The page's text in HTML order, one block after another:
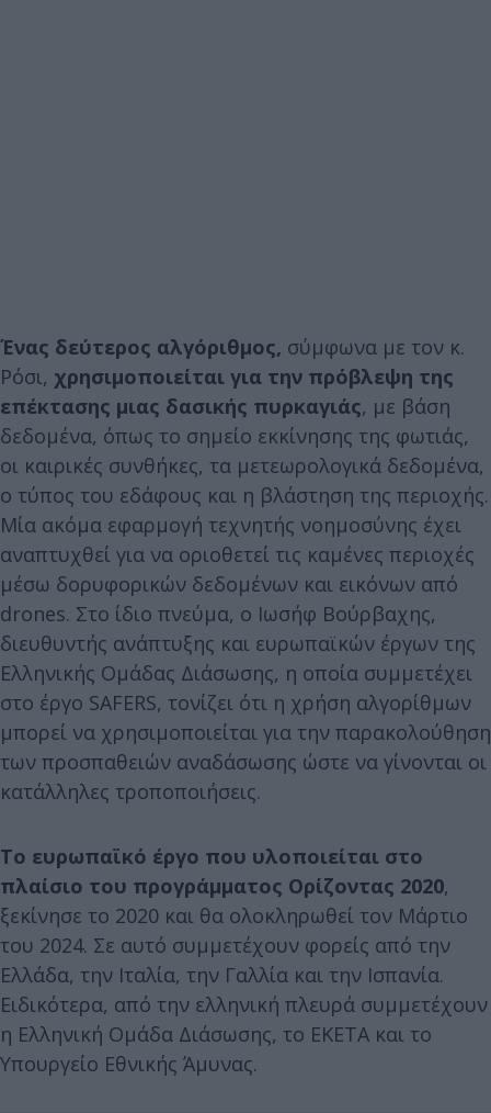
Ένας δεύτερος αλγόριθμος, σύμφωνα με τον κ.
Ρόσι, χρησιμοποιείται για την πρόβλεψη της
επέκτασης μιας δασικής πυρκαγιάς, με βάση
δεδομένα, όπως το σημείο εκκίνησης της φωτιάς,
οι καιρικές συνθήκες, τα μετεωρολογικά δεδομένα,
ο τύπος του εδάφους και η βλάστηση της περιοχής.
Μία ακόμα εφαρμογή τεχνητής νοημοσύνης έχει
αναπτυχθεί για να οριοθετεί τις καμένες περιοχές
μέσω δορυφορικών δεδομένων και εικόνων από
drones. Στο ίδιο πνεύμα, ο Iωσήφ Βούρβαχης,
διευθυντής ανάπτυξης και ευρωπαϊκών έργων της
Ελληνικής Ομάδας Διάσωσης, η οποία συμμετέχει
στο έργο SAFERS, τονίζει ότι η χρήση αλγορίθμων
μπορεί να χρησιμοποιείται για την παρακολούθηση
των προσπαθειών αναδάσωσης ώστε να γίνονται οι
κατάλληλες τροποποιήσεις.
Το ευρωπαϊκό έργο που υλοποιείται στο
πλαίσιο του προγράμματος Ορίζοντας 2020,
ξεκίνησε το 2020 και θα ολοκληρωθεί τον Μάρτιο
του 2024. Σε αυτό συμμετέχουν φορείς από την
Ελλάδα, την Ιταλία, την Γαλλία και την Ισπανία.
Ειδικότερα, από την ελληνική πλευρά συμμετέχουν
η Ελληνική Ομάδα Διάσωσης, το ΕΚΕΤΑ και το
Υπουργείο Εθνικής Άμυνας.